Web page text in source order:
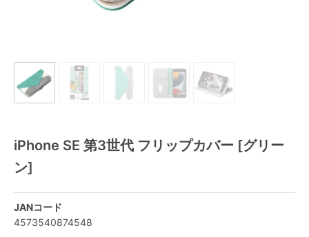
iPhone SE 第3世代 フリップカバー [グリー
ン]
JANコード
4573540874548